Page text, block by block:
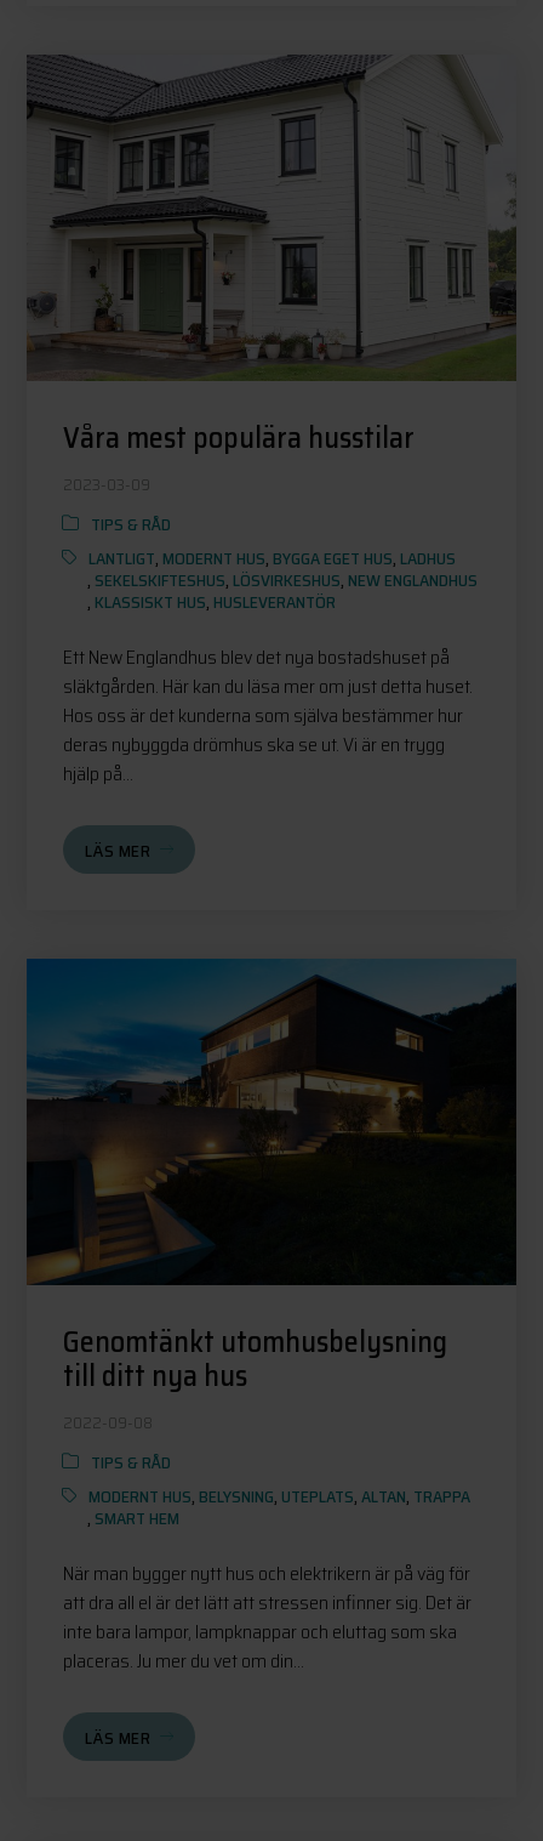
Våra mest populära husstilar
2023-03-09
TIPS & RÅD
LANTLIGT, MODERNT HUS, BYGGA EGET HUS, LADHUS
, SEKELSKIFTESHUS, LÖSVIRKESHUS, NEW ENGLANDHUS
, KLASSISKT HUS, HUSLEVERANTÖR
Ett New Englandhus blev det nya bostadshuset på
släktgården. Här kan du läsa mer om just detta huset.
Hos oss är det kunderna som själva bestämmer hur
deras nybyggda drömhus ska se ut. Vi är en trygg
hjälp på...
LÄS MER
Genomtänkt utomhusbelysning
till ditt nya hus
2022-09-08
TIPS & RÅD
MODERNT HUS, BELYSNING, UTEPLATS,ALTAN, TRAPPA
, SMART HEM
När man bygger nytt hus och elektrikern är på väg för
att dra all el är det lätt att stressen infinner sig. Det är
inte bara lampor, lampknappar och eluttag som ska
placeras. Ju mer du vet om din...
LÄS MER